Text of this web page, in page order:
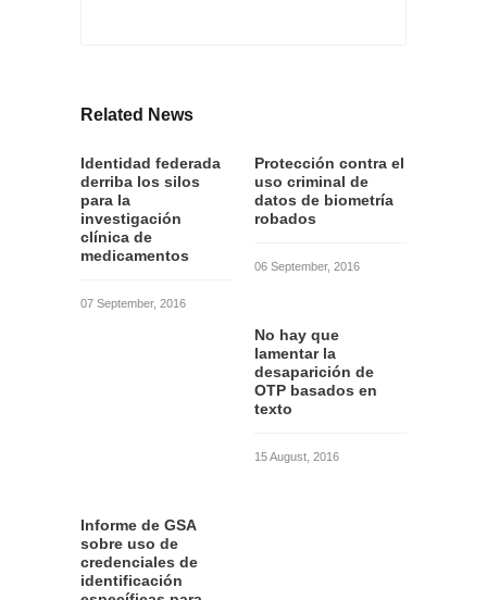
Related News
Identidad federada
derriba los silos
para la
investigación
clínica de
medicamentos
07 September, 2016
Protección contra el
uso criminal de
datos de biometría
robados
06 September, 2016
No hay que
lamentar la
desaparición de
OTP basados en
texto
15 August, 2016
Informe de GSA
sobre uso de
credenciales de
identificación